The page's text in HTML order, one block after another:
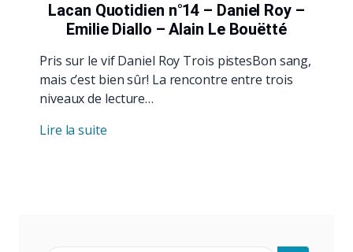
Lacan Quotidien n°14 – Daniel Roy –
Emilie Diallo – Alain Le Bouëtté
Pris sur le vif Daniel Roy Trois pistesBon sang,
mais c’est bien sûr! La rencontre entre trois
niveaux de lecture…
Lire la suite